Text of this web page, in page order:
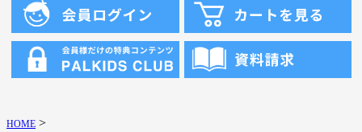
HOME >